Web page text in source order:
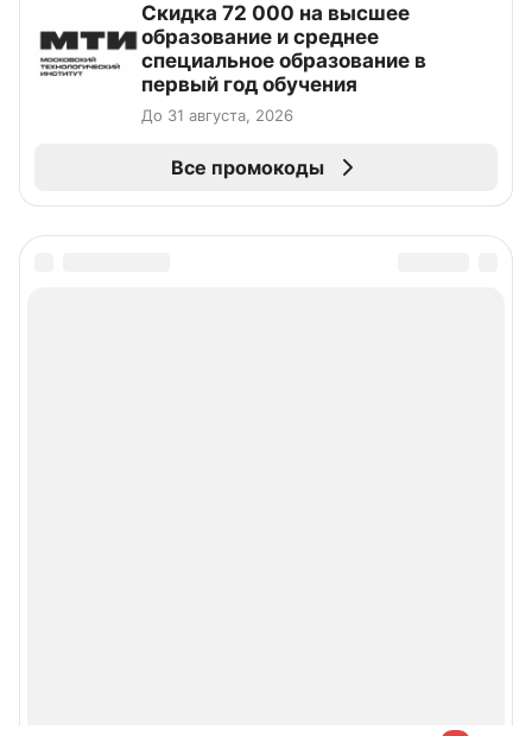
Скидка 72 000 на высшее
образование и среднее
специальное образование в
первый год обучения
До 31 августа, 2026
Все промокоды